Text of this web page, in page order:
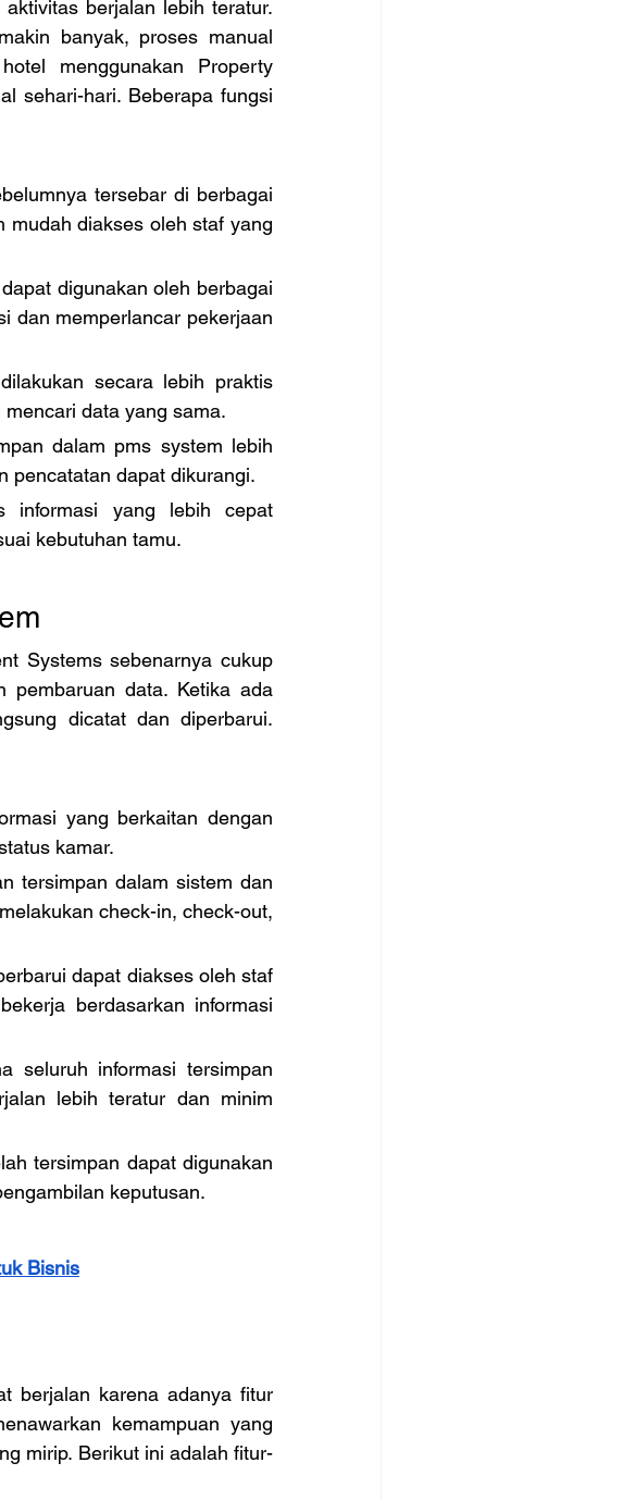
berjalan lebih teratur.
banyak, proses manual
menggunakan Property
sehari-hari. Beberapa fungsi
tersebar di berbagai
mudah diakses oleh staf yang
digunakan oleh berbagai
dan memperlancar pekerjaan
secara lebih praktis
data yang sama.
dalam pms system lebih
pencatatan dapat dikurangi.
informasi yang lebih cepat
kebutuhan tamu.
Systems sebenarnya cukup
pembaruan data. Ketika ada
dicatat dan diperbarui.
yang berkaitan dengan
kamar.
tersimpan dalam sistem dan
check-in, check-out,
dapat diakses oleh staf
berdasarkan informasi
seluruh informasi tersimpan
lebih teratur dan minim
tersimpan dapat digunakan
keputusan.
Bisnis
berjalan karena adanya fitur
kemampuan yang
mirip. Berikut ini adalah fitur-